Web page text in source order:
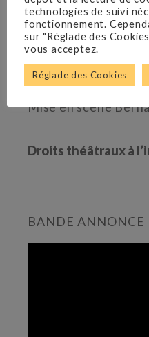
En tournée 2019-
Avec Florent Peyre,
Marie-Julie Baup,
Fogli
Mise en scène
Droits théâtraux à
BANDE ANNONCE
technologies de suivi
fonctionnement.
sur "Réglade des
vous acceptez.
Réglade des Cookies